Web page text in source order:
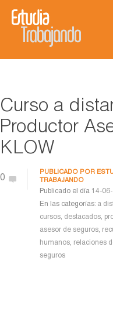
Curso a
Productor
KLOW
0
PUBLICADO POR
TRABAJANDO
Publicado el día 14-
En las categorías: a
cursos, destacados,
asesor de seguros,
humanos, relaciones
seguros